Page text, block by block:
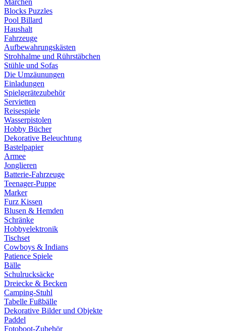
Märchen
Blocks Puzzles
Pool Billard
Haushalt
Fahrzeuge
Aufbewahrungskästen
Strohhalme und Rührstäbchen
Stühle und Sofas
Die Umzäunungen
Einladungen
Spielgerätezubehör
Servietten
Reisespiele
Wasserpistolen
Hobby Bücher
Dekorative Beleuchtung
Bastelpapier
Armee
Jonglieren
Batterie-Fahrzeuge
Teenager-Puppe
Marker
Furz Kissen
Blusen & Hemden
Schränke
Hobbyelektronik
Tischset
Cowboys & Indians
Patience Spiele
Bälle
Schulrucksäcke
Dreiecke & Becken
Camping-Stuhl
Tabelle Fußbälle
Dekorative Bilder und Objekte
Paddel
Fotoboot-Zubehör